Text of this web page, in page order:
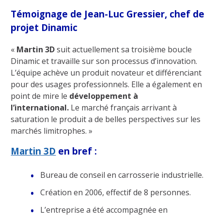
Témoignage de Jean-Luc Gressier, chef de
projet Dinamic
« Martin 3Dsuit actuellement sa troisième boucle
Dinamic et travaille sur son processus d’innovation.
L’équipe achève un produit novateur et différenciant
pour des usages professionnels. Elle a également en
point de mire le développement à
l’international. Le marché français arrivant à
saturation le produit a de belles perspectives sur les
marchés limitrophes. »
Martin 3D en bref :
Bureau de conseil en carrosserie industrielle.
Création en 2006, effectif de 8 personnes.
L’entreprise a été accompagnée en